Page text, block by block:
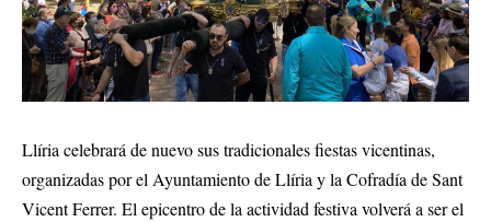
Llíria celebrará de nuevo sus tradicionales fiestas vicentinas,
organizadas por el Ayuntamiento de Llíria y la Cofradía de Sant
Vicent Ferrer. El epicentro de la actividad festiva volverá a ser el